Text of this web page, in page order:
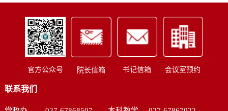
官方公众号 院长信箱 书记信箱 会议室预约
联系我们